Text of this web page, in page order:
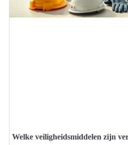
Welke veiligheidsmiddelen zijn